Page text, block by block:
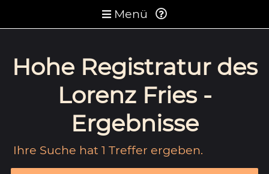
Menü
Hohe Registratur des
Lorenz Fries -
Ergebnisse
Ihre Suche hat 1 Treffer ergeben.